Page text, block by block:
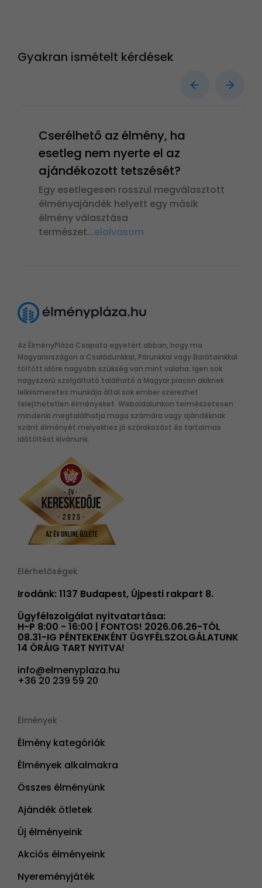
Gyakran ismételt kérdések
Cserélhető az élmény, ha
esetleg nem nyerte el az
ajándékozott tetszését?
Egy esetlegesen rosszul megválasztott
élményajándék helyett egy másik
élmény választása
természet...elolvasom
Az ÉlményPláza Csapata egyetért abban, hogy ma
Magyarországon a Családunkkal, Párunkkal vagy Barátainkkal
töltött időre nagyobb szükség van mint valaha. Igen sok
nagyszerű szolgáltató található a Magyar piacon akiknek
lelkiismeretes munkája által sok ember szerezhet
felejthetetlen élményeket. Weboldalunkon természetesen
mindenki megtalálhatja maga számára vagy ajándéknak
szánt élményét melyekhez jó szórakozást és tartalmas
időtöltést kívánunk.
Elérhetőségek
Irodánk: 1137 Budapest, Újpesti rakpart 8.
Ügyfélszolgálat nyitvatartása:
H-P 8:00 - 16:00 | FONTOS! 2026.06.26-TÓL
08.31-IG PÉNTEKENKÉNT ÜGYFÉLSZOLGÁLATUNK
14 ÓRÁIG TART NYITVA!
info@elmenyplaza.hu
+36 20 239 59 20
Élmények
Élmény kategóriák
Élmények alkalmakra
Összes élményünk
Ajándék ötletek
Új élményeink
Akciós élményeink
Nyereményjáték